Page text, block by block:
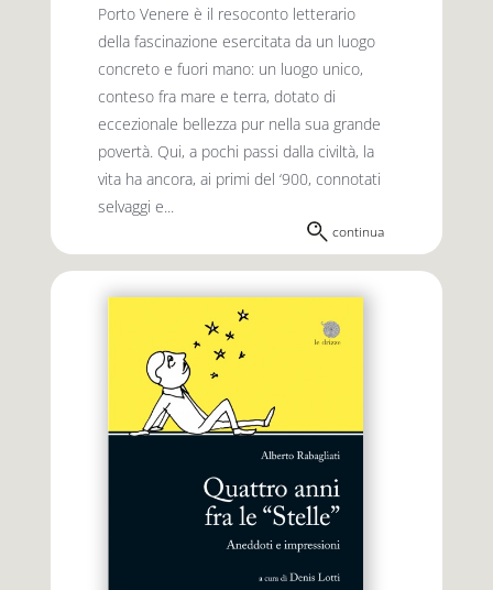
Porto Venere è il resoconto letterario
della fascinazione esercitata da un luogo
concreto e fuori mano: un luogo unico,
conteso fra mare e terra, dotato di
eccezionale bellezza pur nella sua grande
povertà. Qui, a pochi passi dalla civiltà, la
vita ha ancora, ai primi del ‘900, connotati
selvaggi e...
continua